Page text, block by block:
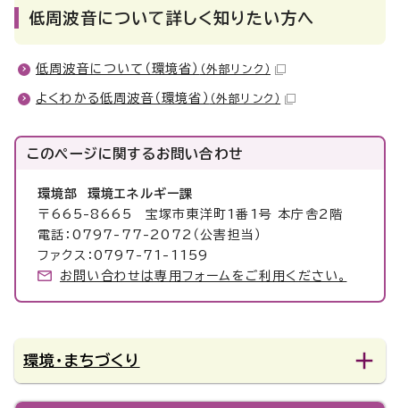
低周波音について詳しく知りたい方へ
低周波音について（環境省） （外部リンク）
よくわかる低周波音（環境省） （外部リンク）
このページに関するお問い合わせ
環境部 環境エネルギー課
〒665-8665 宝塚市東洋町1番1号 本庁舎2階
電話：0797-77-2072（公害担当）
ファクス：0797-71-1159
お問い合わせは専用フォームをご利用ください。
環境・まちづくり